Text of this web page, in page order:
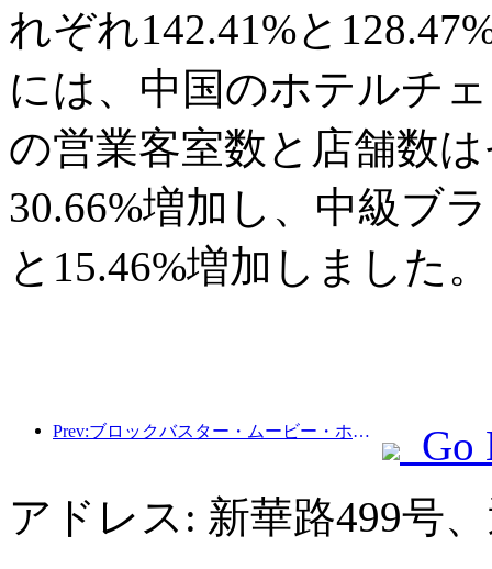
れぞれ142.41%と
には、中国のホテルチ
の営業客室数と店舗数
30.66%増加し、中級ブ
と15.46%増加しました。
Prev:ブロックバスター・ムービー・ホテル：光と影の旅に浸るブロックバスター・ムービー・ホテルは、新たな旅行体験を定義します
Go
アドレス: 新華路499号